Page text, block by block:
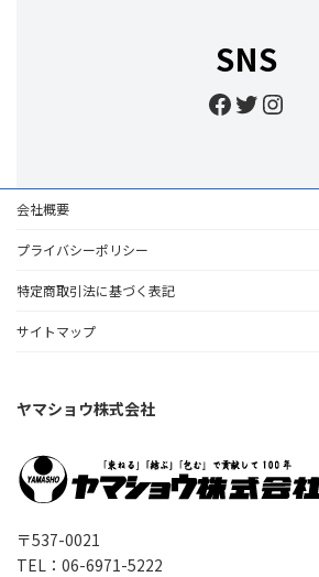
SNS
Facebook
Twitter
会社概要
プライバシーポリシー
特定商取引法に基づく表記
サイトマップ
ヤマショウ株式会社
〒537-0021
TEL：06-6971-5222